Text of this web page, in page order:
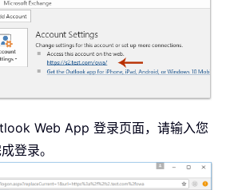
Web App 登录页面，请输入您
登录。